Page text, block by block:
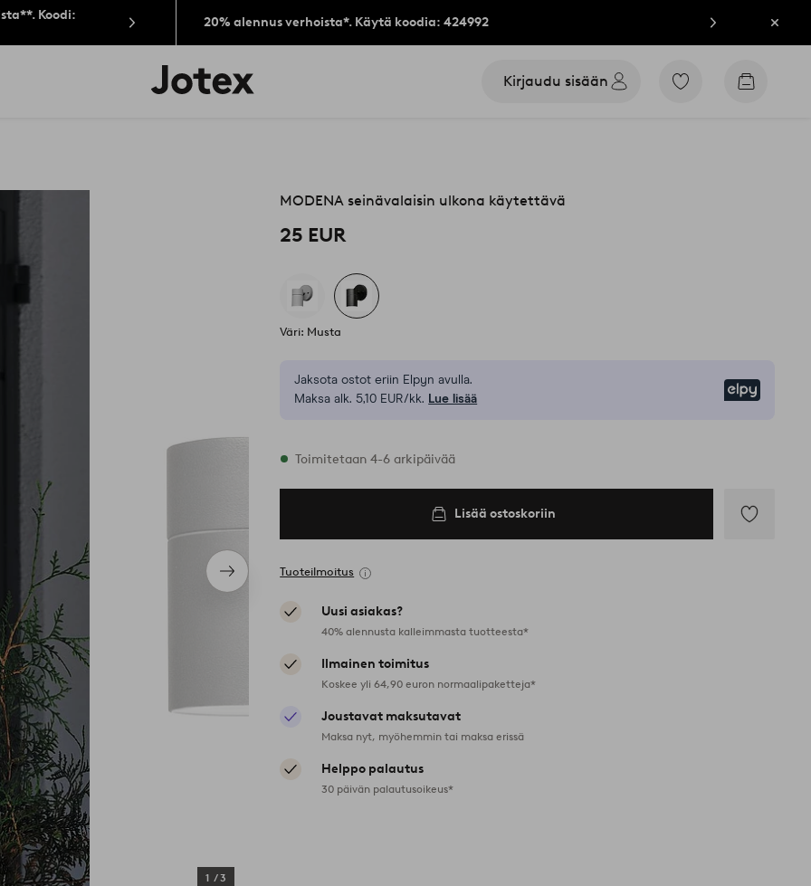
Koodi:
20% alennus verhoista*. Käytä koodia: 424992 Sulje
Jotex-
logo
Kirjaudu sisään
Siirry
Siirry
Seuraava
tuote
1 /3
MODENA seinävalaisin ulkona käytettävä
25 EUR
Väri: Musta
Jaksota ostot eriin Elpyn avulla.
Maksa alk. 5,10 EUR/kk. Lue lisää
Varastossa
Toimitetaan 4-6 arkipäivää
Lisää ostoskoriin
Tuoteilmoitus
Uusi asiakas?
40% alennusta kalleimmasta tuotteesta*
Ilmainen toimitus
Koskee yli 64,90 euron normaalipaketteja*
Joustavat maksutavat
Maksa nyt, myöhemmin tai maksa erissä
Helppo palautus
30 päivän palautusoikeus*